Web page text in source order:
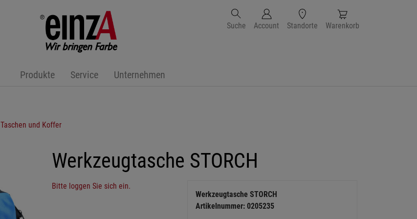
Produkte Service Unternehmen
Suche Account Standorte Warenkorb
Taschen und Koffer
Werkzeugtasche STORCH
Bitte loggen Sie sich ein.
Werkzeugtasche STORCH
Artikelnummer: 0205235